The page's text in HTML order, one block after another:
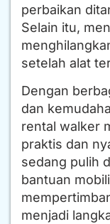
perbaikan
Selain itu,
setelah alat
Dengan
dan
rental walker
praktis dan
sedang pulih
bantuan
menjadi